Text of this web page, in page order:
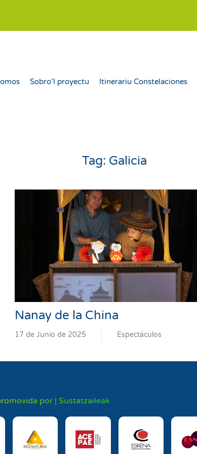
Sobro’l proyectu Itinerariu Constelaciones
Tag: Galicia
Nanay de la China
17 de Junio de 2025 Espectáculos
por | Sustatzaileak